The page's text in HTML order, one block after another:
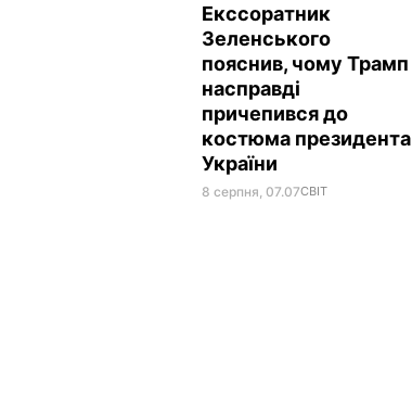
Екссоратник
Зеленського
пояснив, чому Трамп
насправді
причепився до
костюма президента
України
8 серпня, 07.07СВІТ